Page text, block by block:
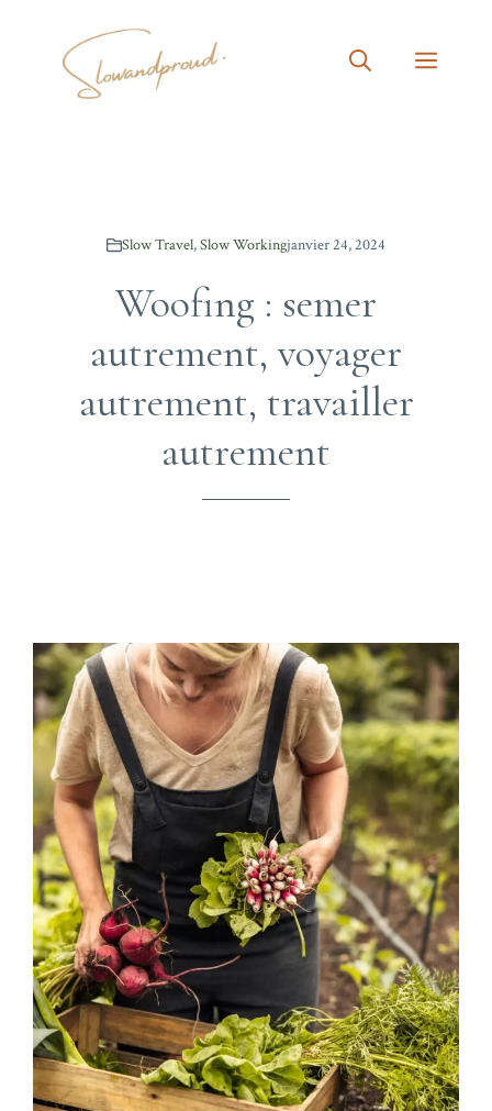
contenu
Slow Travel,Slow Workingjanvier 24, 2024
Woofing : semer
autrement, voyager
autrement, travailler
autrement